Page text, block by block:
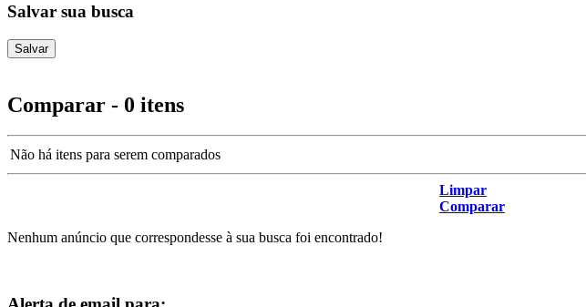
Salvar sua busca
Comparar - 0 itens
Não há itens para serem comparados
Limpar
Comparar
Nenhum anúncio que correspondesse à sua busca foi encontrado!